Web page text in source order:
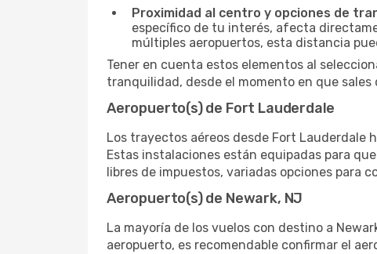
Proximidad al centro y opciones de
específico de tu interés, afecta
múltiples aeropuertos, esta distancia
Tener en cuenta estos elementos al
tranquilidad, desde el momento en que
Aeropuerto(s) de Fort Lauderdale
Los trayectos aéreos desde Fort Lauderdale
Estas instalaciones están equipadas para
libres de impuestos, variadas opciones para
Aeropuerto(s) de Newark, NJ
La mayoría de los vuelos con destino a
aeropuerto, es recomendable confirmar el